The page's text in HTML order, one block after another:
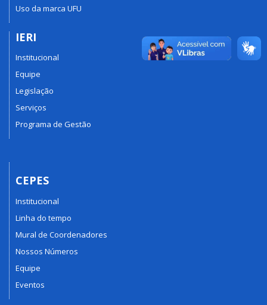
Uso da marca UFU
IERI
Institucional
Equipe
Legislação
Serviços
Programa de Gestão
CEPES
Institucional
Linha do tempo
Mural de Coordenadores
Nossos Números
Equipe
Eventos